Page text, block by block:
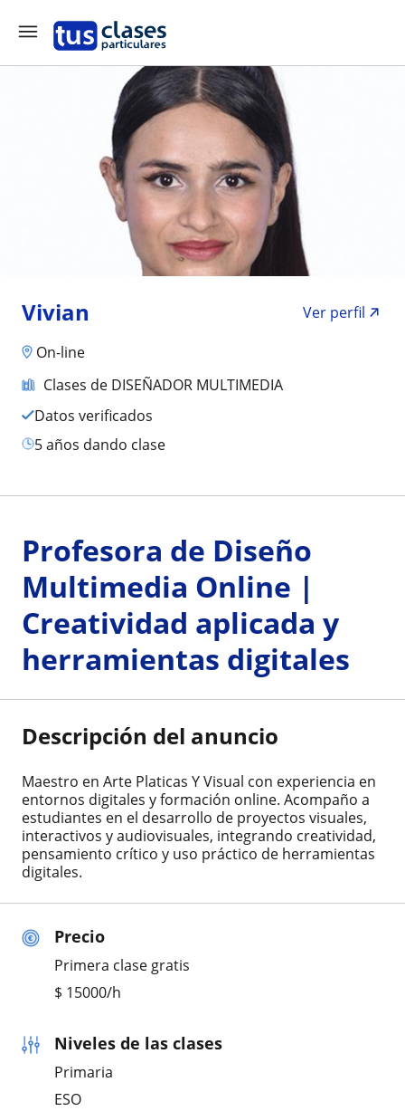
Vivian
Ver perfil
On-line
Clases de DISEÑADOR MULTIMEDIA
Datos verificados
5 años dando clase
Precio
Primera clase gratis
$ 15000/h
Niveles de las clases
Primaria
ESO
Profesora de Diseño
Multimedia Online |
Creatividad aplicada y
herramientas digitales
Descripción del anuncio
Maestro en Arte Platicas Y Visual con experiencia en
entornos digitales y formación online. Acompaño a
estudiantes en el desarrollo de proyectos visuales,
interactivos y audiovisuales, integrando creatividad,
pensamiento crítico y uso práctico de herramientas
digitales.